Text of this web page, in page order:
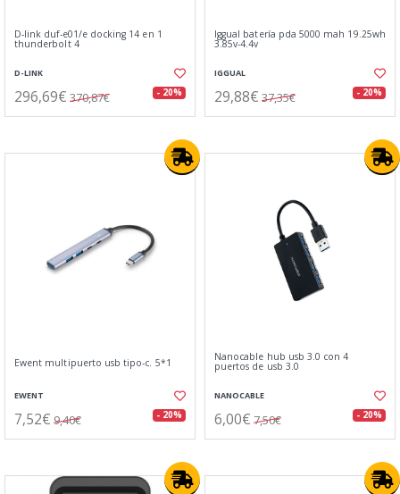
D-link duf-e01/e docking 14 en 1
thunderbolt 4
D-LINK
296,69€ 370,87€ - 20%
Iggual batería pda 5000 mah 19.25wh
3.85v-4.4v
IGGUAL
29,88€ 37,35€ - 20%
Ewent multipuerto usb tipo-c. 5*1
EWENT
7,52€ 9,40€ - 20%
Nanocable hub usb 3.0 con 4
puertos de usb 3.0
NANOCABLE
6,00€ 7,50€ - 20%